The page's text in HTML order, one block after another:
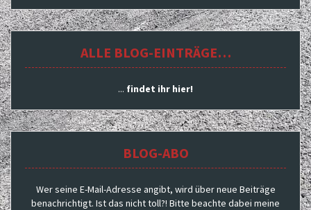
ALLE BLOG-EINTRÄGE…
... findet ihr hier!
BLOG-ABO
Wer seine E-Mail-Adresse angibt, wird über neue Beiträge
benachrichtigt. Ist das nicht toll?! Bitte beachte dabei meine